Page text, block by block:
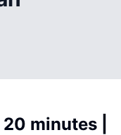
minutes |